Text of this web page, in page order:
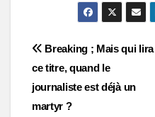
Post
navigation
Breaking ; Mais qui lira
ce titre, quand le
journaliste est déjà un
martyr ?